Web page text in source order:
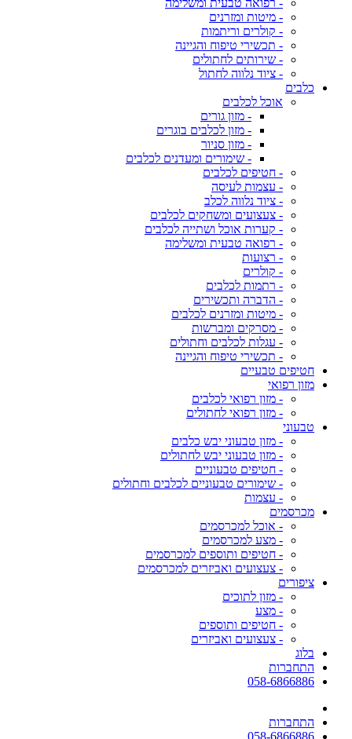
- רפואה טבעית ומשלימה
- מיטות ומזרנים
- קולרים וריתמות
- תכשירי טיפוח והגיינה
- שירותים לחתולים
- ציוד נלווה לחתול
כלבים
אוכל לכלבים
- מזון גורים
- מזון לכלבים בוגרים
- מזון סניור
- שימורים ומעדנים לכלבים
- חטיפים לכלבים
- עצמות לעיסה
- ציוד נלווה לכלב
- צעצועים ומשחקים לכלבים
- קערות אוכל ושתייה לכלבים
- רפואה טבעית ומשלימה
- רצועות
- קולרים
- רתמות לכלבים
- הדברה ותכשירים
- מיטות ומזרנים לכלבים
- מסרקים ומברשות
- עגלות לכלבים וחתולים
- תכשירי טיפוח והגיינה
חטיפים טבעיים
מזון רפואי
- מזון רפואי לכלבים
- מזון רפואי לחתולים
טבעוני
- מזון טבעוני יבש כלבים
- מזון טבעוני יבש לחתולים
- חטיפים טבעוניים
- שימורים טבעוניים לכלבים וחתולים
- עצמות
מכרסמים
- אוכל למכרסמים
- מצע למכרסמים
- חטיפים ותוספים למכרסמים
- צעצועים ואביזרים למכרסמים
ציפורים
- מזון לתוכים
- מצע
- חטיפים ותוספים
- צעצועים ואביזרים
בלוג
התחברות
058-6866886
התחברות
058-6866886